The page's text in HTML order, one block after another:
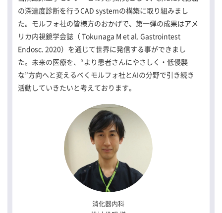
の深達度診断を行うCAD systemの構築に取り組みまし
た。モルフォ社の皆様方のおかげで、第一弾の成果はアメ
リカ内視鏡学会誌（ Tokunaga M et al. Gastrointest
Endosc. 2020）を通じて世界に発信する事ができまし
た。未来の医療を、“より患者さんにやさしく・低侵襲
な”方向へと変えるべくモルフォ社とAIの分野で引き続き
活動していきたいと考えております。
消化器内科